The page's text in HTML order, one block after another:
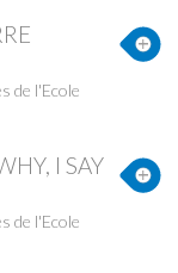
de l'Ecole
I SAY
de l'Ecole